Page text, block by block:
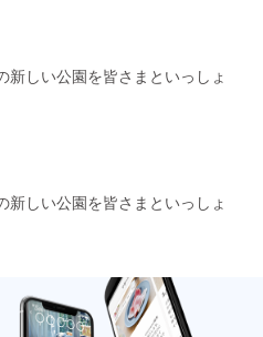
いな桜
並木に
田 太郎
※ネーム
はお選
びいた
だけま
④HP内
特設
にて芳
サンク
スレ
ター ☆
ムプ
豊田ス
ネーム
プレー
ト この
桜とと
ケアは
は出来
なく
はさせ
ていた
上の対
応は出
来かね
さい。
新しい公園を皆さまといっしょ
新しい公園を皆さまといっしょ